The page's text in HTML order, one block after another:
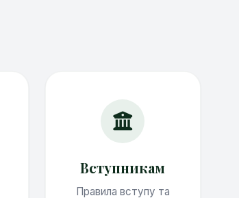
Вступникам
Правила вступу та